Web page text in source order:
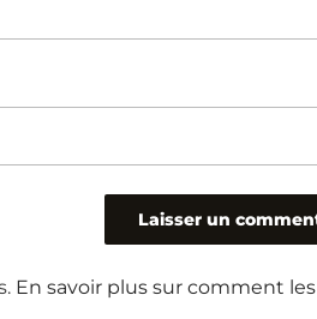
En savoir plus sur comment les